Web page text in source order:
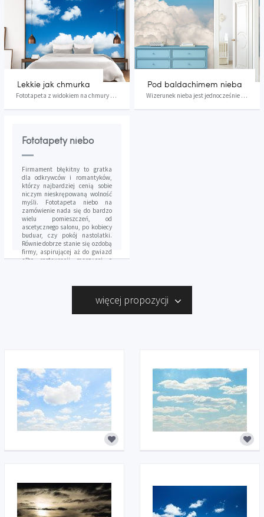
Lekkie jak chmurka
Fototapeta z widokiem na chmury robi tak realis...
Pod baldachimem nieba
Wizerunek nieba jest jednocześnie piękny i pona...
Fototapety niebo
Firmament błękitny to gratka
dla odkrywców i romantyków,
którzy najbardziej cenią sobie
niczym nieskrępowaną wolność
myśli. Fototapeta niebo na
zamówienie nada się do bardzo
wielu pomieszczeń, od
ascetycznego salonu, po kobiecy
buduar, czy pokój nastolatki.
Równie dobrze stanie się ozdobą
firmy, aspirującej aż do gwiazd
albo restauracji marzącej o
uniwersalny, że bardzo łatwo
więcej propozycji